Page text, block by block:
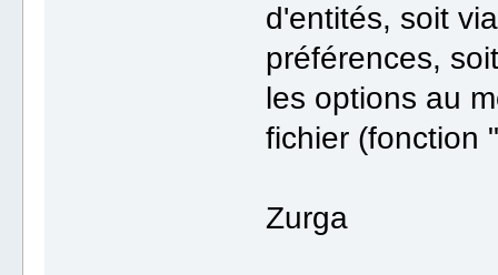
d'entités, soit
préférences,
les options au
fichier (fonction
Zurga